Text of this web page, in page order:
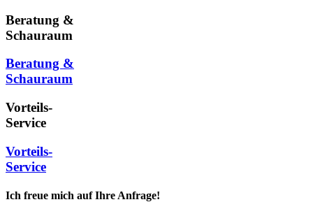
Beratung &
Schauraum
Beratung &
Schauraum
Vorteils-
Service
Vorteils-
Service
Ich freue mich auf Ihre Anfrage!